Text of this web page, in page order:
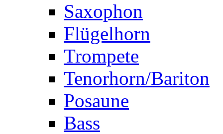
Saxophon
Flügelhorn
Trompete
Tenorhorn/Bariton
Posaune
Bass